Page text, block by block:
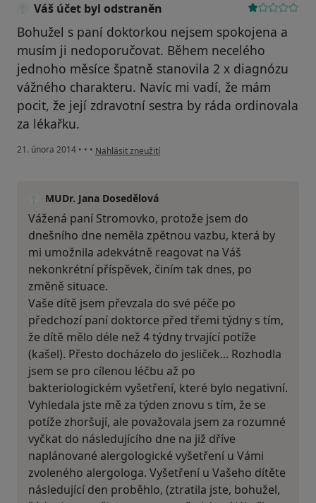
Váš účet byl odstraněn
Bohužel s paní doktorkou nejsem spokojena a
musím ji nedoporučovat. Během necelého
jednoho měsíce špatně stanovila 2 x diagnózu
vážného charakteru. Navíc mi vadí, že mám
pocit, že její zdravotní sestra by ráda ordinovala
za lékařku.
21. února 2014 • • • podle názoru uživatele Váš účet byl odstraněn
Nahlásit zneužití
MUDr. Jana Dosedělová
Vážená paní Stromovko, protože jsem do
dnešního dne neměla zpětnou vazbu, která by
mi umožnila adekvátně reagovat na Váš
nekonkrétní příspěvek, činím tak dnes, po
změně situace.
Vaše dítě jsem převzala do své péče po
předchozí paní doktorce před třemi týdny s tím,
že dítě mělo déle než 4 týdny trvající potíže
(kašel). Přesto docházelo do jesliček... Rozhodla
jsem se pro cílenou léčbu až po
bakteriologickém vyšetření, které bylo negativní.
Vyhledala jste mě za týden znovu s tím, že se
potíže zhoršují, ale považovala jsem za rozumné
vyčkat do následujícího dne na již dříve
naplánované alergologické vyšetření u Vámi
zvoleného alergologa. Vyšetření u Vašeho dítěte
následující den proběhlo, (ztratila jste, bohužel,